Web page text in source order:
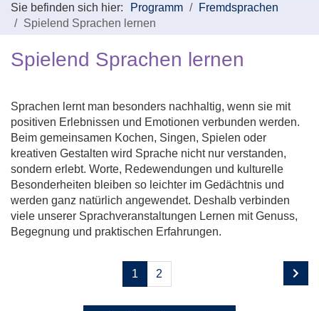
Sie befinden sich hier: Programm
Fremdsprachen
Spielend Sprachen lernen
Spielend Sprachen lernen
Sprachen lernt man besonders nachhaltig, wenn sie mit
positiven Erlebnissen und Emotionen verbunden werden.
Beim gemeinsamen Kochen, Singen, Spielen oder
kreativen Gestalten wird Sprache nicht nur verstanden,
sondern erlebt. Worte, Redewendungen und kulturelle
Besonderheiten bleiben so leichter im Gedächtnis und
werden ganz natürlich angewendet. Deshalb verbinden
viele unserer Sprachveranstaltungen Lernen mit Genuss,
Begegnung und praktischen Erfahrungen.
Seiten
blättern
1 2